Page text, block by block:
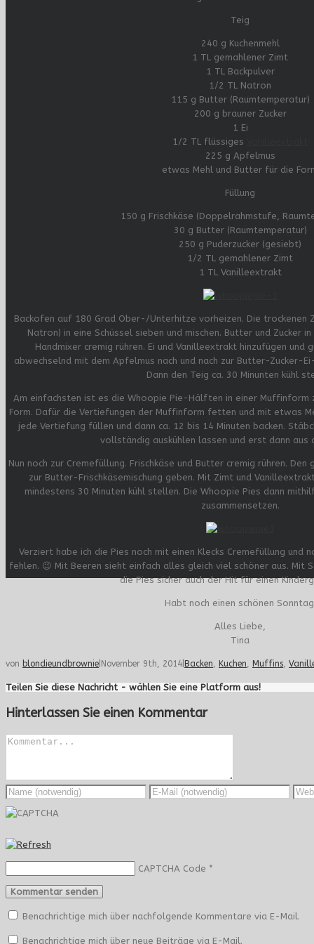
Teig
240 g Kuchenmehl
1 TL gemahlener Zimt
1 TL Backpulver
1/2 TL Natron
115 g Butter (Raumtemperatur)
200 g brauner Zucker
1 Ei
1/2 TL flüssiges
225 g Apfelmus
etwas Mehl und Butter für die
Füllung
150 g Frischkäse (Doppelrahmstufe,
30 g Butter (Raumtemperatur)
250 g Puderzucker (gesiebt)
1/2 TL gemahlener Zimt
1 TL Vanilleextrakt
Backofen auf 180 Grad Ober-/Unterhitze vorheizen. Die trockenen
Natron) in eine Schüssel sieben und mischen. Butter und Zucker
Handmixer cremig rühren. Ei und Vanilleextrakt hinzufügen und
abwechselnd mit dem Apfelmus nach und nach zur Butter-Zucker-
Dann den Teig ca. 30 Minunten kühl
Am einfachsten ist es die Whoopie Pie-Hälften in einer Muffinform
Form. Dafür die Vertiefungen der Muffinform fetten und mit etwas
jede Vertiefung füllen und dann ca. 12 bis 14 Minuten backen.
vollständig auskühlen lassen und erst dann aus
Nun noch zur Cremefüllung. Frischkäse und Butter cremig rühren. Den
zur Butter-Frischkäsemischung geben. Mit Zimt und
mindestens 30 Minuten kühl stellen. Die Whoopie Pies dann
zusammensetzen.
Verziert habe ich die Pies noch mit einen Klecks Cremefüllung und
fehlen. 😉 Mit Beeren sieht einfach alles gleich viel schöner aus. Mit
die Pies sicher auch der Hit für einen
Habt noch einen schönen
Alles Liebe,
Tina
von blondieundbrownie November 9th, 2014 Backen, Kuchen, Muffins,
Teilen Sie diese Nachricht - wählen Sie eine Platform aus!
Hinterlassen Sie einen Kommentar
CAPTCHA Code *
Benachrichtige mich über nachfolgende Kommentare via E-Mail.
Benachrichtige mich über neue Beiträge via E-Mail.